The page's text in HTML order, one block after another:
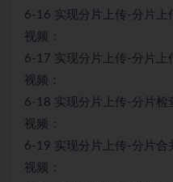
6-16 实现分片上传-分片上
视频：
6-17 实现分片上传-分片上
视频：
6-18 实现分片上传-分片检
视频：
6-19 实现分片上传-分片合
视频：